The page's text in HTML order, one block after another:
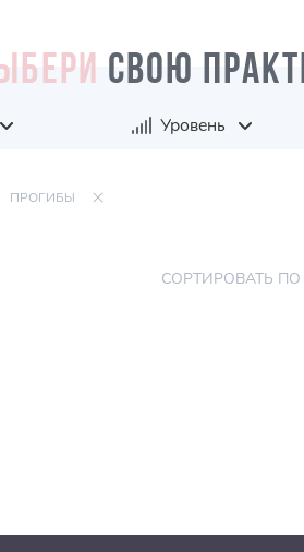
СВОЮ
Уровень
ПРОГИБЫ
СОРТИРОВАТЬ ПО